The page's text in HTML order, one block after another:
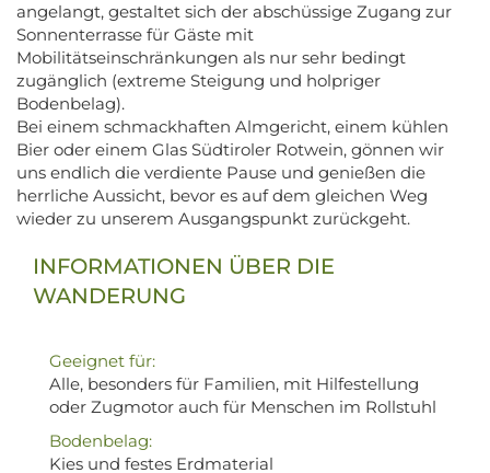
angelangt, gestaltet sich der abschüssige Zugang zur
Sonnenterrasse für Gäste mit
Mobilitätseinschränkungen als nur sehr bedingt
zugänglich (extreme Steigung und holpriger
Bodenbelag).
Bei einem schmackhaften Almgericht, einem kühlen
Bier oder einem Glas Südtiroler Rotwein, gönnen wir
uns endlich die verdiente Pause und genießen die
herrliche Aussicht, bevor es auf dem gleichen Weg
wieder zu unserem Ausgangspunkt zurückgeht.
INFORMATIONEN ÜBER DIE
WANDERUNG
Geeignet für:
Alle, besonders für Familien, mit Hilfestellung
oder Zugmotor auch für Menschen im Rollstuhl
Bodenbelag:
Kies und festes Erdmaterial